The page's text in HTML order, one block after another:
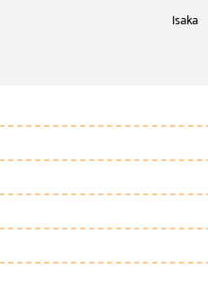
Isaka